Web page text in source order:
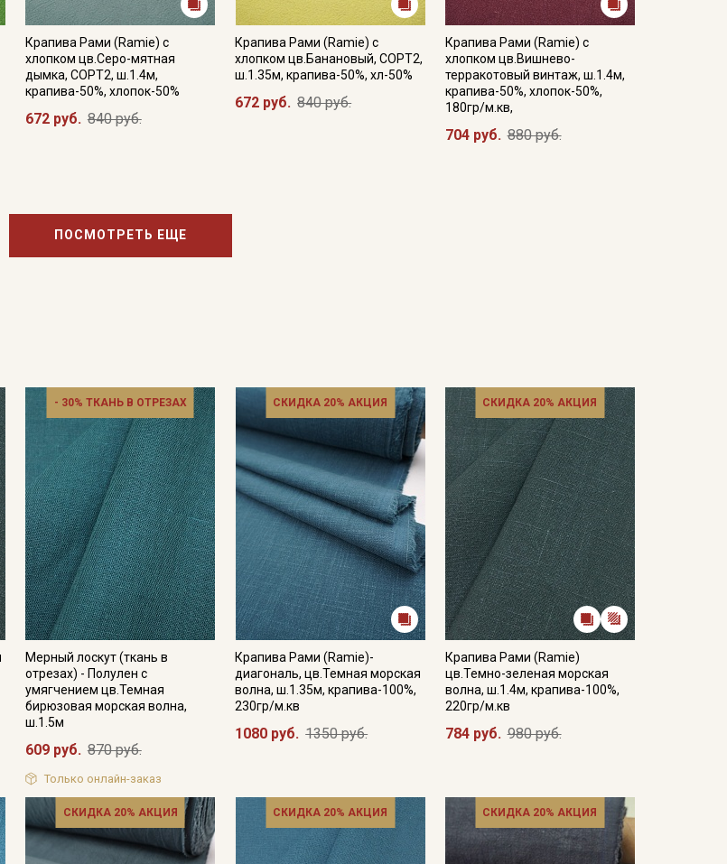
Крапива Рами (Ramie) с
хлопком цв.Серо-мятная
дымка, СОРТ2, ш.1.4м,
крапива-50%, хлопок-50%
672 руб. 840 руб.
Крапива Рами (Ramie) с
хлопком цв.Банановый, СОРТ2,
ш.1.35м, крапива-50%, хл-50%
672 руб. 840 руб.
Крапива Рами (Ramie) с
хлопком цв.Вишнево-
терракотовый винтаж, ш.1.4м,
крапива-50%, хлопок-50%,
180гр/м.кв,
704 руб. 880 руб.
ПОСМОТРЕТЬ ЕЩЕ
- 30% ТКАНЬ В ОТРЕЗАХ
Мерный лоскут (ткань в
отрезах) - Полулен с
умягчением цв.Темная
бирюзовая морская волна,
ш.1.5м
609 руб. 870 руб.
Только онлайн-заказ
СКИДКА 20% АКЦИЯ
Крапива Рами (Ramie)-
диагональ, цв.Темная морская
волна, ш.1.35м, крапива-100%,
230гр/м.кв
1080 руб. 1350 руб.
СКИДКА 20% АКЦИЯ
Крапива Рами (Ramie)
цв.Темно-зеленая морская
волна, ш.1.4м, крапива-100%,
220гр/м.кв
784 руб. 980 руб.
СКИДКА 20% АКЦИЯ СКИДКА 20% АКЦИЯ СКИДКА 20% АКЦИЯ